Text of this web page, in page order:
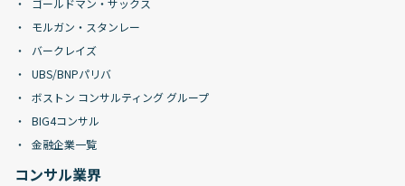
ゴールドマン・サックス
モルガン・スタンレー
バークレイズ
UBS/BNPパリバ
ボストン コンサルティング グループ
BIG4コンサル
金融企業一覧
コンサル業界